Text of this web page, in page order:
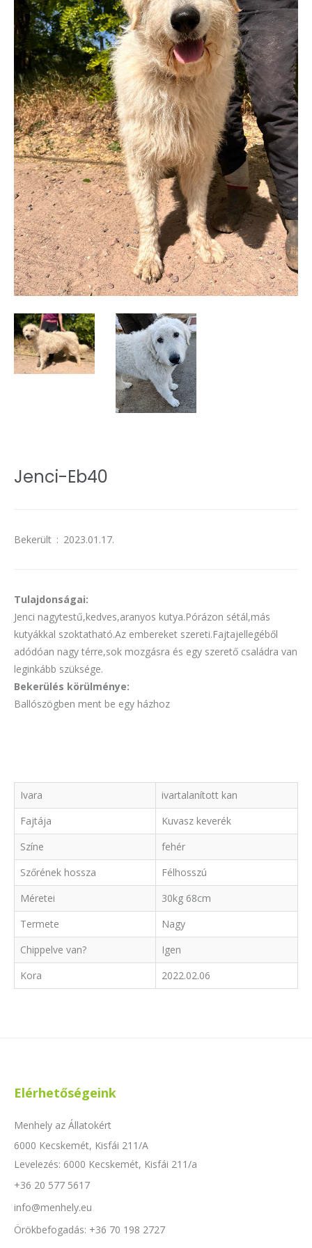
Jenci-Eb40
Bekerült : 2023.01.17.
Tulajdonságai:
Jenci nagytestű,kedves,aranyos kutya.Pórázon sétál,más
kutyákkal szoktatható.Az embereket szereti.Fajtajellegéből
adódóan nagy térre,sok mozgásra és egy szerető családra van
leginkább szüksége.
Bekerülés körülménye:
Ballószögben ment be egy házhoz
Ivara
ivartalanított kan
Fajtája
Kuvasz keverék
Színe
fehér
Szőrének hossza
Félhosszú
Méretei
30kg 68cm
Termete
Nagy
Chippelve van?
Igen
Kora
2022.02.06
Elérhetőségeink
Menhely az Állatokért
6000 Kecskemét, Kisfái 211/A
Levelezés: 6000 Kecskemét, Kisfái 211/a
+36 20 577 5617
info@menhely.eu
Örökbefogadás: +36 70 198 2727